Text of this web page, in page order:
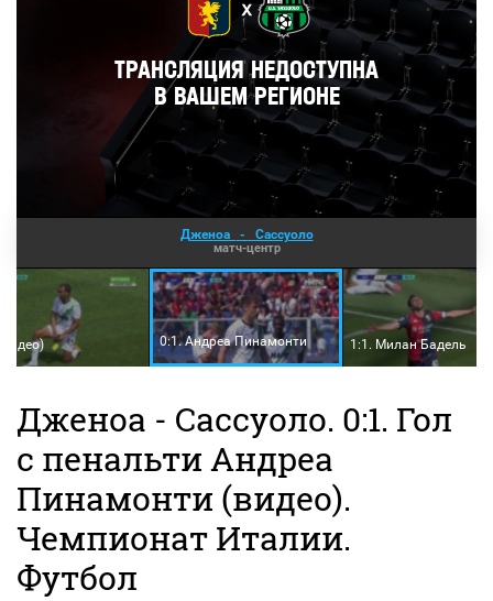
Дженоа - Сассуоло
матч-центр
0:1. Андреа Пинамонти 1:1. Милан Бадель
Дженоа - Сассуоло. 0:1. Гол
с пенальти Андреа
Пинамонти (видео).
Чемпионат Италии.
Футбол